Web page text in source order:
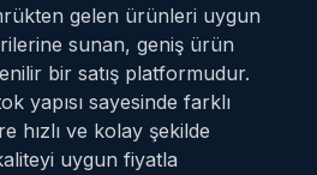
gelen ürünleri uygun
sunan, geniş ürün
bir satış platformudur.
yapısı sayesinde farklı
hızlı ve kolay şekilde
uygun fiyatla